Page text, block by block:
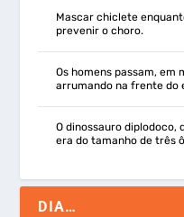
Mascar chiclete
prevenir o choro.
Os homens passam, em
arrumando na frente do
O dinossauro diplodoco,
era do tamanho de três
DIA…